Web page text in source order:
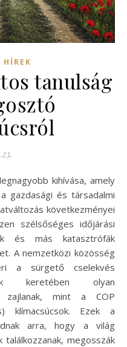
HÍREK
tanulság
gazdasági és társadalmi
következményei
szélsőséges időjárási
és más katasztrófák
A nemzetközi közösség
a sürgető cselekvés
keretében olyan
zajlanak, mint a COP
klímacsúcsok. Ezek a
arra, hogy a világ
megosszák